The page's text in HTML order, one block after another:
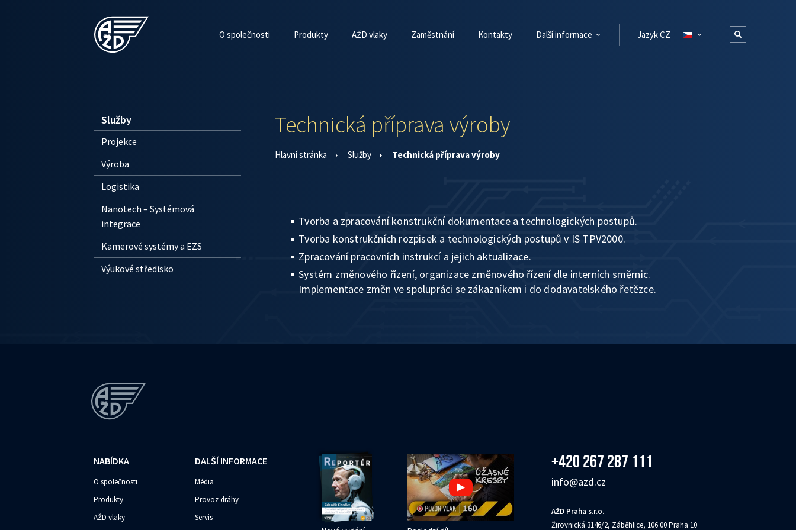
O společnosti Produkty AŽD vlaky Zaměstnání Kontakty Další informace Jazyk CZ
Služby
Projekce
Výroba
Logistika
Nanotech – Systémová
integrace
Kamerové systémy a EZS
Výukové středisko
Technická příprava výroby
Hlavní stránka Služby Technická příprava výroby
Tvorba a zpracování konstrukční dokumentace a technologických postupů.
Tvorba konstrukčních rozpisek a technologických postupů v IS TPV2000.
Zpracování pracovních instrukcí a jejich aktualizace.
Systém změnového řízení, organizace změnového řízení dle interních směrnic.
Implementace změn ve spolupráci se zákazníkem i do dodavatelského řetězce.
NABÍDKA
O společnosti
Produkty
AŽD vlaky
DALŠÍ INFORMACE
Média
Provoz dráhy
Servis
+420 267 287 111
info@azd.cz
AŽD Praha s.r.o.
Žirovnická 3146/2, Záběhlice, 106 00 Praha 10